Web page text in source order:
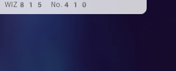
WIZ815 No.410